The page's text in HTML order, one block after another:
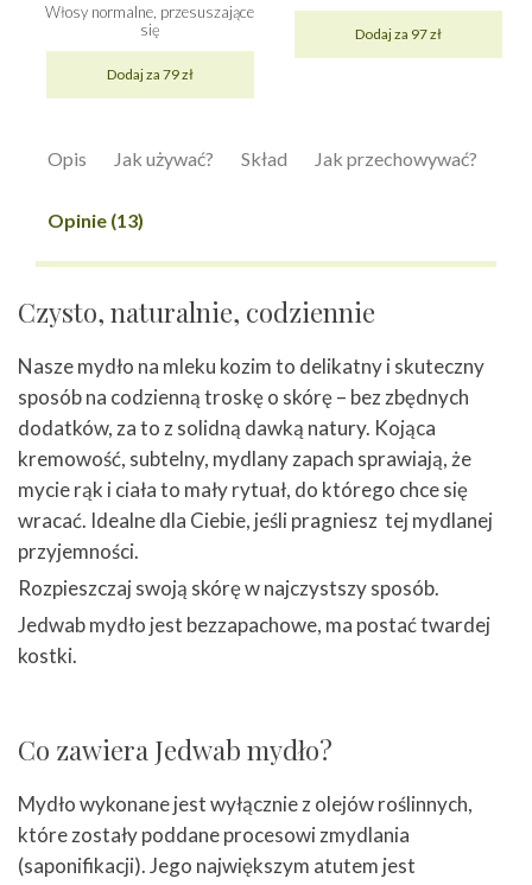
Włosy normalne, przesuszające
się
Dodaj za 79 zł
Dodaj za 97 zł
Opis Jak używać? Skład Jak przechowywać?
Opinie (13)
Czysto, naturalnie, codziennie
Nasze mydło na mleku kozim to delikatny i skuteczny
sposób na codzienną troskę o skórę – bez zbędnych
dodatków, za to z solidną dawką natury. Kojąca
kremowość, subtelny, mydlany zapach sprawiają, że
mycie rąk i ciała to mały rytuał, do którego chce się
wracać. Idealne dla Ciebie, jeśli pragniesz tej mydlanej
przyjemności.
Rozpieszczaj swoją skórę w najczystszy sposób.
Jedwab mydło jest bezzapachowe, ma postać twardej
kostki.
Co zawiera Jedwab mydło?
Mydło wykonane jest wyłącznie z olejów roślinnych,
które zostały poddane procesowi zmydlania
(saponifikacji). Jego największym atutem jest